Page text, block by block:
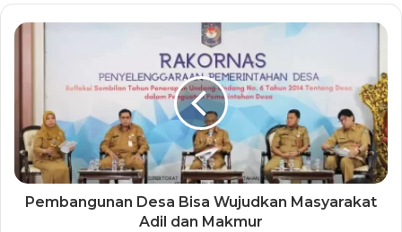
Pembangunan Desa Bisa Wujudkan Masyarakat
Adil dan Makmur